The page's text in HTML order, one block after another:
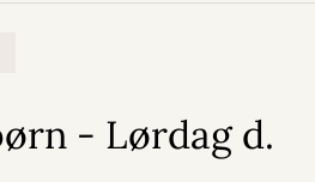
- Lørdag d.